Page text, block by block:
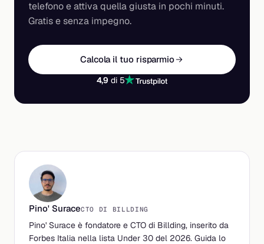
telefono e attiva quella giusta in pochi minuti.
Gratis e senza impegno.
Calcola il tuo risparmio
4,9 di 5
Pino' SuraceCTO DI BILLDING
Pino' Surace è fondatore e CTO di Billding, inserito da
Forbes Italia nella lista Under 30 del 2026. Guida lo